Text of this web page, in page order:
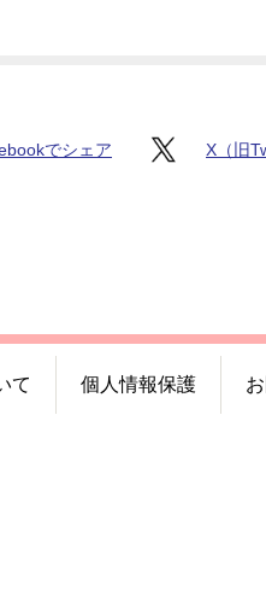
でシェア X（旧
て 個人情報保護